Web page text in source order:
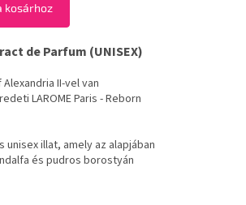
kosárhoz
de Parfum (UNISEX)
II-vel van
LAROME Paris - Reborn
unisex illat, amely az alapjában
és pudros borostyán